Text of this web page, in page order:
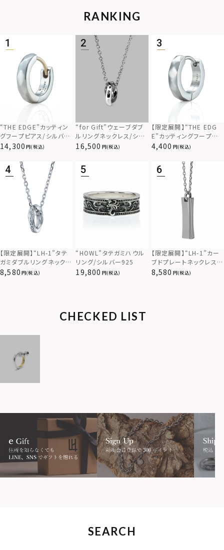
RANKING
“THE EDGE”カッティン
グフープピアス/シルバー
925
14,300 (税込)
“for Gift”ウェーブダブ
ルリングネックレス/シル
バー×ブラック/シルバー
16,500 (税込)
【限定展開】“THE EDG
E”カッティングフープピ
アス/サージカルステンレ
4,400 (税込)
【限定展開】“LH-1”タテ
ガミダブルリングネックレ
ス（ツイスト/シルバー）/
8,580 (税込)
“HOWL”タテガミハウル
リング/シルバー925
19,800 (税込)
【限定展開】“LH-1”カー
ブドプレートネックレス/
サージカルステンレス（金
8,580 (税込)
CHECKED LIST
SEARCH